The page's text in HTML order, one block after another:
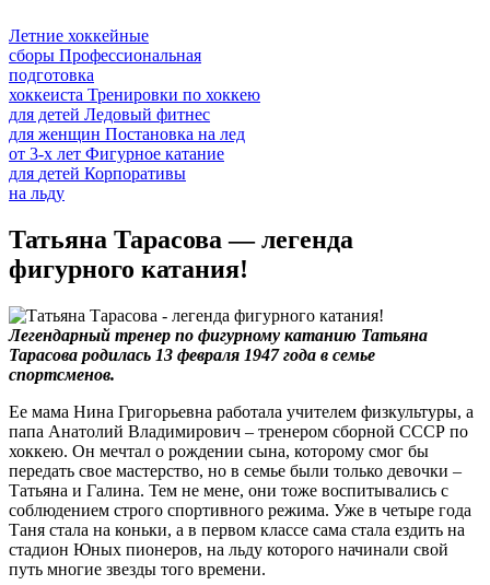
Летние хоккейные
сборы Профессиональная
подготовка
хоккеиста Тренировки по хоккею
для детей Ледовый фитнес
для женщин Постановка на лед
от 3-х лет Фигурное катание
для детей Корпоративы
на льду
Татьяна Тарасова — легенда
фигурного катания!
Легендарный тренер по фигурному катанию Татьяна
Тарасова родилась 13 февраля 1947 года в семье
спортсменов.
Ее мама Нина Григорьевна работала учителем физкультуры, а
папа Анатолий Владимирович – тренером сборной СССР по
хоккею. Он мечтал о рождении сына, которому смог бы
передать свое мастерство, но в семье были только девочки –
Татьяна и Галина. Тем не мене, они тоже воспитывались с
соблюдением строго спортивного режима. Уже в четыре года
Таня стала на коньки, а в первом классе сама стала ездить на
стадион Юных пионеров, на льду которого начинали свой
путь многие звезды того времени.